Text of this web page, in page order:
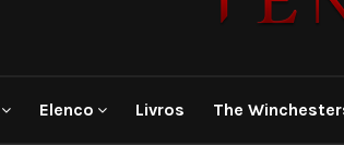
Elenco Livros The